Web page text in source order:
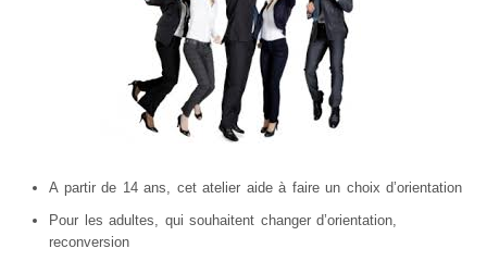
Marche consciente à cheval
Soins énergétiques pour les chevaux
Massages pour chevaux
Tarifs chevaux
Animaux de compagnie
A partir de 14 ans, cet atelier aide à faire un choix d’orientation
Pour les adultes, qui souhaitent changer d’orientation,
reconversion